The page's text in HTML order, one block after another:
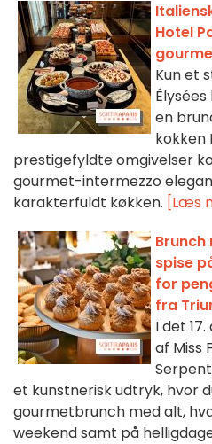
Hotel
Kun et
en
kokken
prestigefyldte omgivelser
gourmet-intermezzo
karakterfuldt køkken. [Læs
spise
for
fra
I det
af Miss
et kunstnerisk udtryk, hvor
gourmetbrunch med alt,
weekend samt på